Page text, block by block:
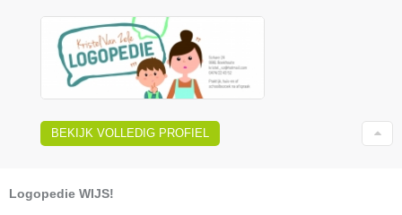
BEKIJK VOLLEDIG PROFIEL
Logopedie WIJS!